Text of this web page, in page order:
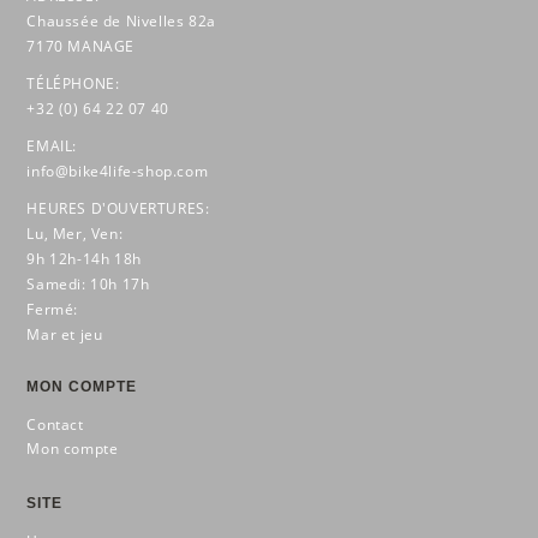
Chaussée de Nivelles 82a
7170 MANAGE
TÉLÉPHONE:
+32 (0) 64 22 07 40
EMAIL:
info@bike4life-shop.com
HEURES D'OUVERTURES:
Lu, Mer, Ven:
9h 12h-14h 18h
Samedi: 10h 17h
Fermé:
Mar et jeu
MON COMPTE
Contact
Mon compte
SITE